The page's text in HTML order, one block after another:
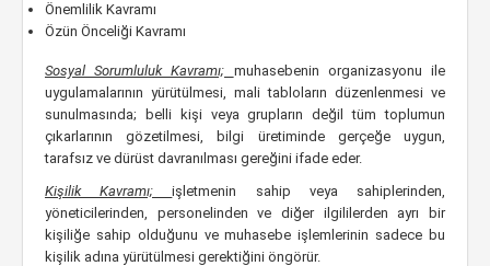
Önemlilik Kavramı
Özün Önceliği Kavramı
Sosyal Sorumluluk Kavramı; muhasebenin organizasyonu ile
uygulamalarının yürütülmesi, mali tabloların düzenlenmesi ve
sunulmasında; belli kişi veya grupların değil tüm toplumun
çıkarlarının gözetilmesi, bilgi üretiminde gerçeğe uygun,
tarafsız ve dürüst davranılması gereğini ifade eder.
Kişilik Kavramı;işletmenin sahip veya sahiplerinden,
yöneticilerinden, personelinden ve diğer ilgililerden ayrı bir
kişiliğe sahip olduğunu ve muhasebe işlemlerinin sadece bu
kişilik adına yürütülmesi gerektiğini öngörür.